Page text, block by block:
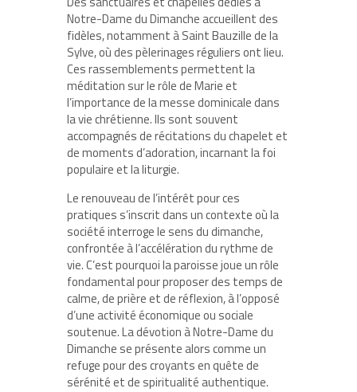
Notre-Dame du Dimanche accueillent des
fidèles, notamment à Saint Bauzille de la
Sylve, où des pèlerinages réguliers ont lieu.
Ces rassemblements permettent la
méditation sur le rôle de Marie et
l’importance de la messe dominicale dans
la vie chrétienne. Ils sont souvent
accompagnés de récitations du chapelet et
de moments d’adoration, incarnant la foi
populaire et la liturgie.
Le renouveau de l’intérêt pour ces
pratiques s’inscrit dans un contexte où la
société interroge le sens du dimanche,
confrontée à l’accélération du rythme de
vie. C’est pourquoi la paroisse joue un rôle
fondamental pour proposer des temps de
calme, de prière et de réflexion, à l’opposé
d’une activité économique ou sociale
soutenue. La dévotion à Notre-Dame du
Dimanche se présente alors comme un
refuge pour des croyants en quête de
sérénité et de spiritualité authentique.